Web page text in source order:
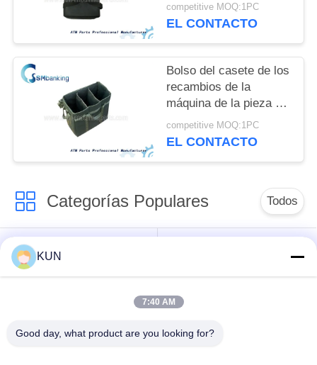
en buena calidad
competitive MOQ:1PC
EL CONTACTO
Bolso del casete de los
recambios de la
máquina de la pieza del
cajero automático con
el sitio de tres casetes
competitive MOQ:1PC
EL CONTACTO
Categorías Populares Todos
piezas de la máquina
de la atmósfera
atmósfera de Diebold
Piezas de la
Nixdorf
KUN
7:40 AM
Good day, what product are you looking for?